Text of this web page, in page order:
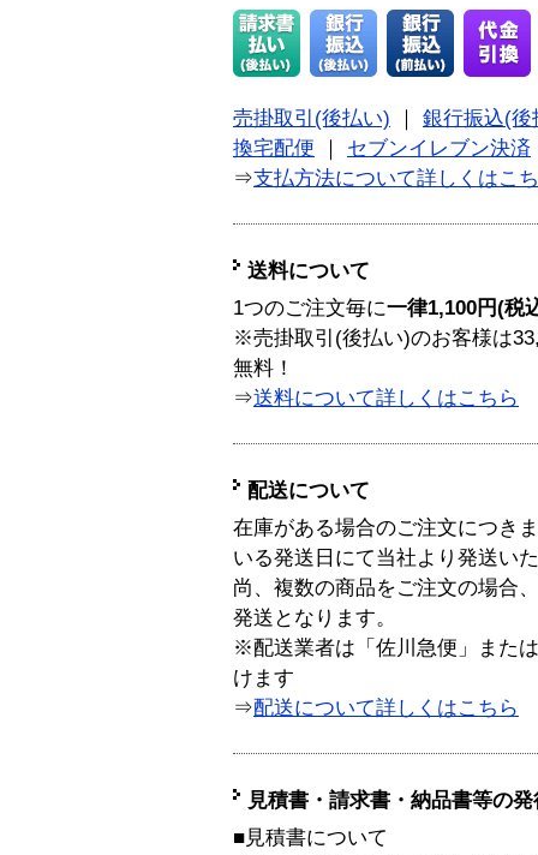
売掛取引(後払い)
銀行振込(後
換宅配便
セブンイレブン決済
⇒支払方法について詳しくはこ
送料について
1つのご注文毎に一律1,100円(税
※売掛取引(後払い)のお客様は
無料！
⇒送料について詳しくはこちら
配送について
在庫がある場合のご注文につき
いる発送日にて当社より発送い
尚、複数の商品をご注文の場合
発送となります。
※配送業者は「佐川急便」また
けます
⇒配送について詳しくはこちら
見積書・請求書・納品書等の
■見積書について